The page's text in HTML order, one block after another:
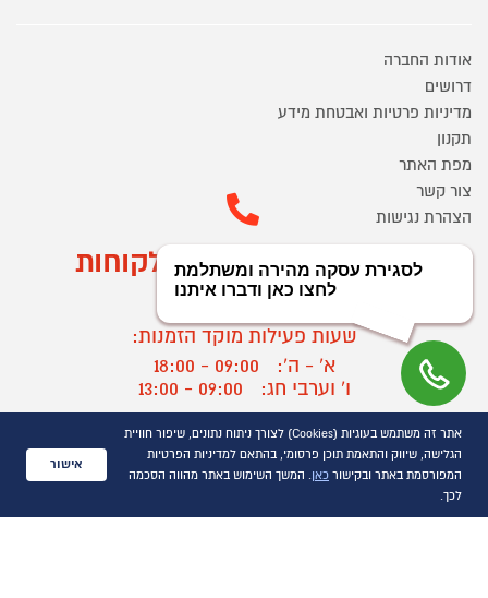
אודות החברה
דרושים
מדיניות פרטיות ואבטחת מידע
תקנון
מפת האתר
צור קשר
הצהרת נגישות
מוקד הזמנות ושירות לקוחות
03-9545370
שעות פעילות מוקד הזמנות:
א' - ה':
09:00 - 18:00
ו' וערבי חג:
09:00 - 13:00
שעות פעילות מוקד שירות לקוחות:
א' - ד':
09:00 - 16:30
ה :
09:00 - 16:00
אתר זה משתמש בעוגיות (Cookies) לצורך ניתוח נתונים, שיפור חוויית
הגלישה, שיווק והתאמת תוכן פרסומי, בהתאם למדיניות הפרטיות
המפורסמת באתר ובקישור כאן. המשך השימוש באתר מהווה הסכמה
לכך.
אישור